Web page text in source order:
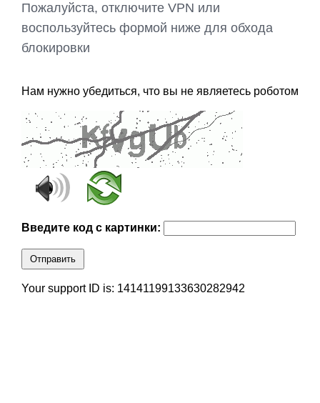
Пожалуйста, отключите VPN или
воспользуйтесь формой ниже для обхода
блокировки
Нам нужно убедиться, что вы не являетесь роботом
Введите код с картинки:
Отправить
Your support ID is: 14141199133630282942